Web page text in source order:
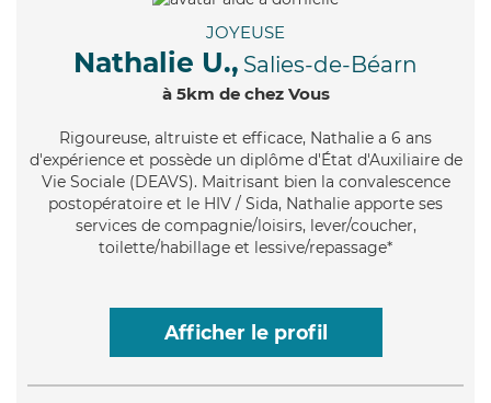
JOYEUSE
Nathalie U., Salies-de-Béarn
à 5km de chez Vous
Rigoureuse, altruiste et efficace, Nathalie a 6 ans
d'expérience et possède un diplôme d'État d'Auxiliaire de
Vie Sociale (DEAVS). Maitrisant bien la convalescence
postopératoire et le HIV / Sida, Nathalie apporte ses
services de compagnie/loisirs, lever/coucher,
toilette/habillage et lessive/repassage*
Afficher le profil